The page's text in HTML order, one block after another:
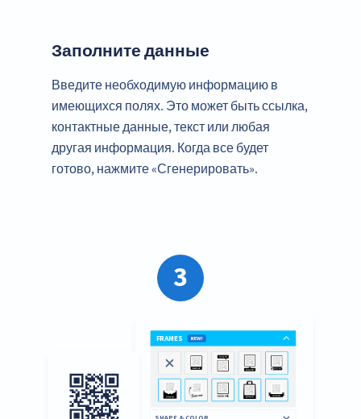
Заполните данные
Введите необходимую информацию в
имеющихся полях. Это может быть ссылка,
контактные данные, текст или любая
другая информация. Когда все будет
готово, нажмите «Сгенерировать».
3